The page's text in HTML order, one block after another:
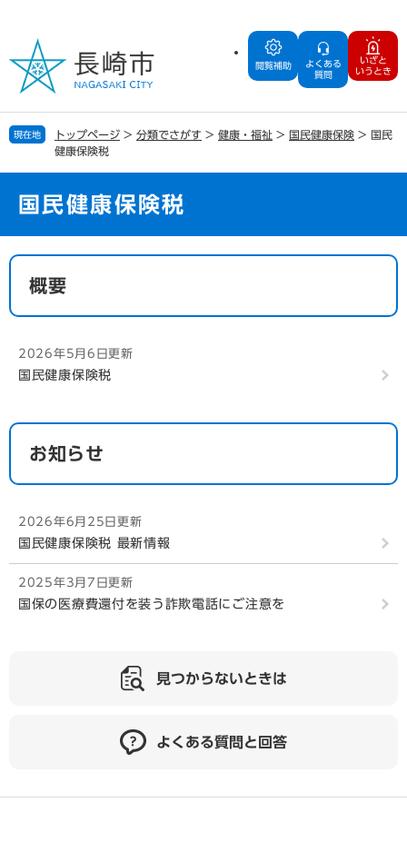
の
で
す
ー
ば
し
閲覧補助
よくある
質問
いざと
いうとき
現在地 トップページ > 分類でさがす > 健康・福祉 > 国民健康保険 > 国民
健康保険税
国民健康保険税
本
概要
2026年5月6日更新
国民健康保険税
お知らせ
2026年6月25日更新
国民健康保険税 最新情報
2025年3月7日更新
国保の医療費還付を装う詐欺電話にご注意を
見つからないときは
よくある質問と回答